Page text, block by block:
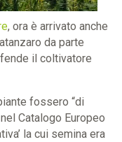
, ora è arrivato anche
da parte
il coltivatore
fossero “di
Catalogo Europeo
la cui semina era